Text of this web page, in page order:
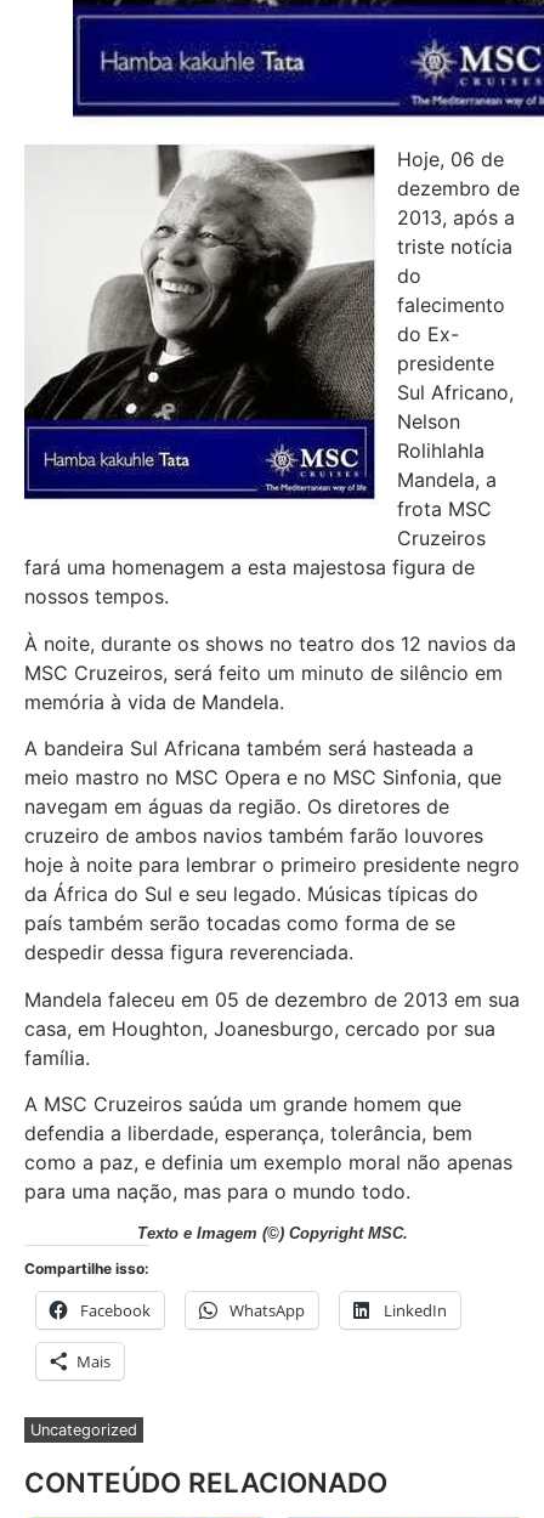
Hoje, 06 de
dezembro de
2013, após a
triste notícia
do
falecimento
do Ex-
presidente
Sul Africano,
Nelson
Rolihlahla
Mandela, a
frota MSC
Cruzeiros
fará uma homenagem a esta majestosa figura de
nossos tempos.
À noite, durante os shows no teatro dos 12 navios da
MSC Cruzeiros, será feito um minuto de silêncio em
memória à vida de Mandela.
A bandeira Sul Africana também será hasteada a
meio mastro no MSC Opera e no MSC Sinfonia, que
navegam em águas da região. Os diretores de
cruzeiro de ambos navios também farão louvores
hoje à noite para lembrar o primeiro presidente negro
da África do Sul e seu legado. Músicas típicas do
país também serão tocadas como forma de se
despedir dessa figura reverenciada.
Mandela faleceu em 05 de dezembro de 2013 em sua
casa, em Houghton, Joanesburgo, cercado por sua
família.
A MSC Cruzeiros saúda um grande homem que
defendia a liberdade, esperança, tolerância, bem
como a paz, e definia um exemplo moral não apenas
para uma nação, mas para o mundo todo.
Texto e Imagem (©) Copyright MSC.
Compartilhe isso:
Facebook WhatsApp LinkedIn
Mais
Uncategorized
CONTEÚDO RELACIONADO